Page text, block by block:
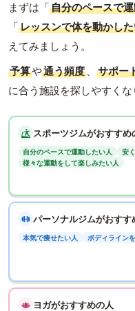
まずは「自分のペースで
「レッスンで体を動かし
えてみましょう。
予算や通う頻度 、 サポー
に合う施設を探しやすくな
スポーツジムがおすすめ
自分のペースで運動したい人
安
様々な運動をして楽しみたい人
パーソナルジムがおすす
本気で痩せたい人 ボディライン
ヨガがおすすめの人